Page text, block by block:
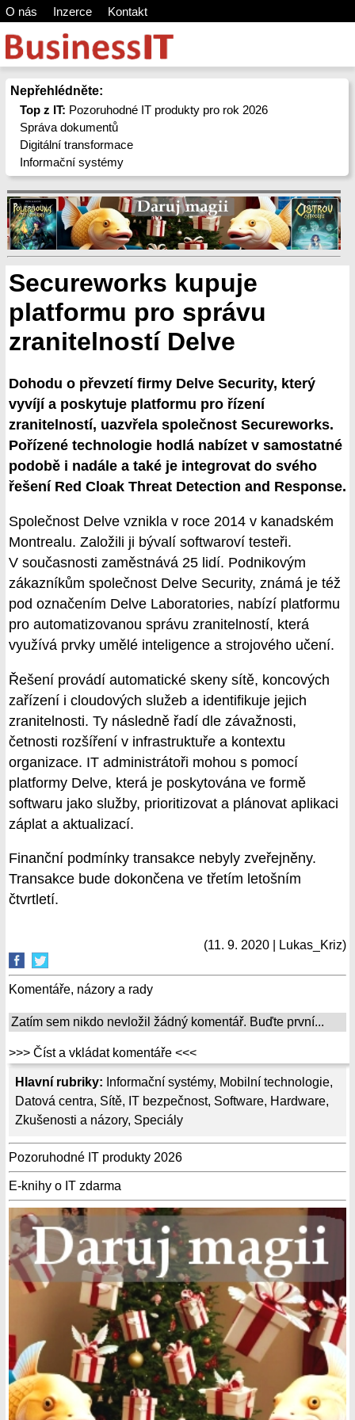
O nás Inzerce Kontakt
Nepřehlédněte:
Top z IT: Pozoruhodné IT produkty pro rok 2026
Správa dokumentů
Digitální transformace
Informační systémy
Hlavní rubriky: Informační systémy, Mobilní technologie,
Datová centra, Sítě, IT bezpečnost, Software, Hardware,
Zkušenosti a názory, Speciály
Pozoruhodné IT produkty 2026
E-knihy o IT zdarma
Secureworks kupuje
platformu pro správu
zranitelností Delve
Dohodu o převzetí firmy Delve Security, který
vyvíjí a poskytuje platformu pro řízení
zranitelností, uazvřela společnost Secureworks.
Pořízené technologie hodlá nabízet v samostatné
podobě i nadále a také je integrovat do svého
řešení Red Cloak Threat Detection and Response.
Společnost Delve vznikla v roce 2014 v kanadském
Montrealu. Založili ji bývalí softwaroví testeři.
V současnosti zaměstnává 25 lidí. Podnikovým
zákazníkům společnost Delve Security, známá je též
pod označením Delve Laboratories, nabízí platformu
pro automatizovanou správu zranitelností, která
využívá prvky umělé inteligence a strojového učení.
Řešení provádí automatické skeny sítě, koncových
zařízení i cloudových služeb a identifikuje jejich
zranitelnosti. Ty následně řadí dle závažnosti,
četnosti rozšíření v infrastruktuře a kontextu
organizace. IT administrátoři mohou s pomocí
platformy Delve, která je poskytována ve formě
softwaru jako služby, prioritizovat a plánovat aplikaci
záplat a aktualizací.
Finanční podmínky transakce nebyly zveřejněny.
Transakce bude dokončena ve třetím letošním
čtvrtletí.
(11. 9. 2020 | Lukas_Kriz)
Komentáře, názory a rady
Zatím sem nikdo nevložil žádný komentář. Buďte první...
>>> Číst a vkládat komentáře <<<